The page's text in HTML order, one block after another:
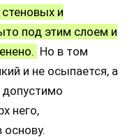
и
под этим слоем и
Но в том
и не осыпается, а
него,
основу.